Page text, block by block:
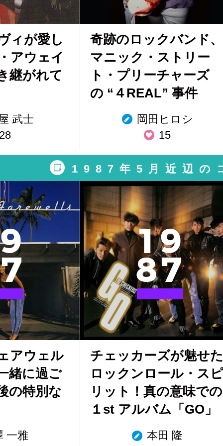
ィが愛し
アウェイ
継がれて
武士
奇跡のロックバンド、
マニック・ストリー
ト・プリーチャーズ
の “４REAL” 事件
岡田ヒロシ
15
1987年5月近辺の
9
7
アウェル
緒に過ご
の特別な
一雅
19
87
チェッカーズが魅せた
ロックンロール・スピ
リット！真の意味での
１st アルバム「GO」
本田 隆